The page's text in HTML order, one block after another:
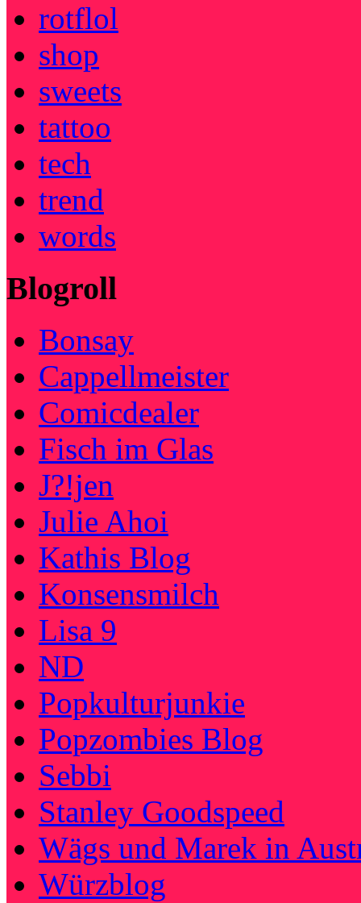
rotflol
shop
sweets
tattoo
tech
trend
words
Blogroll
Bonsay
Cappellmeister
Comicdealer
Fisch im Glas
J?!jen
Julie Ahoi
Kathis Blog
Konsensmilch
Lisa 9
ND
Popkulturjunkie
Popzombies Blog
Sebbi
Stanley Goodspeed
Wägs und Marek in
Würzblog